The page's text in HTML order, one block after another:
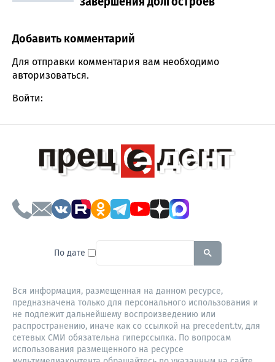
Comment section
Добавить комментарий
Для отправки комментария вам необходимо
авторизоваться.
Войти:
По дате To search this site, enter a
Вся информация, размещенная на данном ресурсе,
предназначена только для персонального использования и
не подлежит дальнейшему воспроизведению или
распространению, иначе как со ссылкой на precedent.tv, для
сетевых СМИ обязательна гиперссылка. По вопросам
использования размещенного на ресурсе